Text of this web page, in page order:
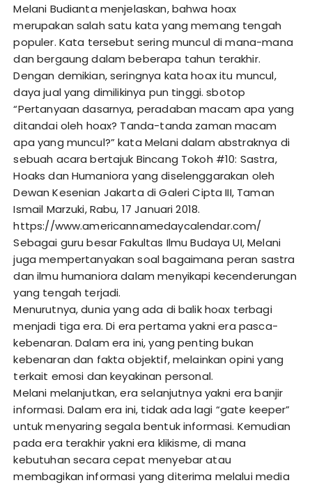
Melani Budianta menjelaskan, bahwa hoax
merupakan salah satu kata yang memang tengah
populer. Kata tersebut sering muncul di mana-mana
dan bergaung dalam beberapa tahun terakhir.
Dengan demikian, seringnya kata hoax itu muncul,
daya jual yang dimilikinya pun tinggi.sbotop
“Pertanyaan dasarnya, peradaban macam apa yang
ditandai oleh hoax? Tanda-tanda zaman macam
apa yang muncul?” kata Melani dalam abstraknya di
sebuah acara bertajuk Bincang Tokoh #10: Sastra,
Hoaks dan Humaniora yang diselenggarakan oleh
Dewan Kesenian Jakarta di Galeri Cipta III, Taman
Ismail Marzuki, Rabu, 17 Januari 2018.
https://www.americannamedaycalendar.com/
Sebagai guru besar Fakultas Ilmu Budaya UI, Melani
juga mempertanyakan soal bagaimana peran sastra
dan ilmu humaniora dalam menyikapi kecenderungan
yang tengah terjadi.
Menurutnya, dunia yang ada di balik hoax terbagi
menjadi tiga era. Di era pertama yakni era pasca-
kebenaran. Dalam era ini, yang penting bukan
kebenaran dan fakta objektif, melainkan opini yang
terkait emosi dan keyakinan personal.
Melani melanjutkan, era selanjutnya yakni era banjir
informasi. Dalam era ini, tidak ada lagi “gate keeper”
untuk menyaring segala bentuk informasi. Kemudian
pada era terakhir yakni era klikisme, di mana
kebutuhan secara cepat menyebar atau
membagikan informasi yang diterima melalui media